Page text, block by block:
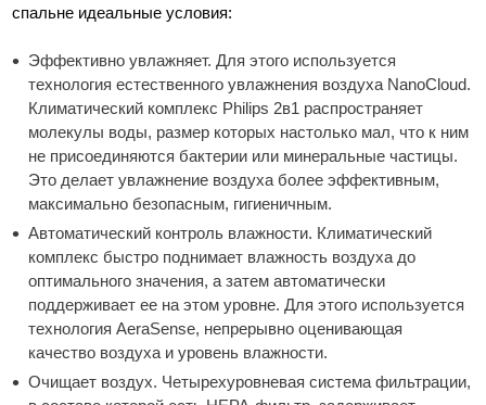
спальне идеальные условия:
Эффективно увлажняет. Для этого используется
технология естественного увлажнения воздуха NanoCloud.
Климатический комплекс Philips 2в1 распространяет
молекулы воды, размер которых настолько мал, что к ним
не присоединяются бактерии или минеральные частицы.
Это делает увлажнение воздуха более эффективным,
максимально безопасным, гигиеничным.
Автоматический контроль влажности. Климатический
комплекс быстро поднимает влажность воздуха до
оптимального значения, а затем автоматически
поддерживает ее на этом уровне. Для этого используется
технология AeraSense, непрерывно оценивающая
качество воздуха и уровень влажности.
Очищает воздух. Четырехуровневая система фильтрации,